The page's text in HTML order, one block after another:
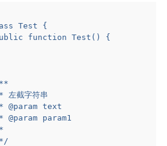
Test {
public function Test() {
**
* 左截字符串
* @param text
* @param param1
*/